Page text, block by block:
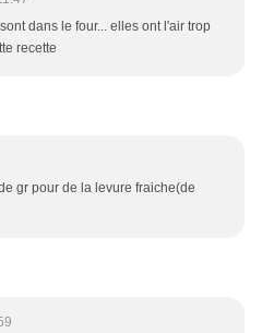
dans le four... elles ont l'air trop
recette
gr pour de la levure fraiche(de